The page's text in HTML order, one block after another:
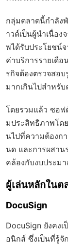
กลุ่มตลาดนี้กำลัง
าวด์เป็นผู้นำเนื่อ
พได้รับประโยชน์จ
ค่าบริการรายเดื
รกิจต้องตรวจสอบ
มากเกินไปสำหรั
โดยรวมแล้ว ซอฟ
มประสิทธิภาพโด
นไปที่ความต้องก
นด และการผสา
คล้องกับงบประม
ผู้เล่นหลักในต
DocuSign
DocuSign ยังคง
อนิกส์ ซึ่งเป็นที่รู้จั